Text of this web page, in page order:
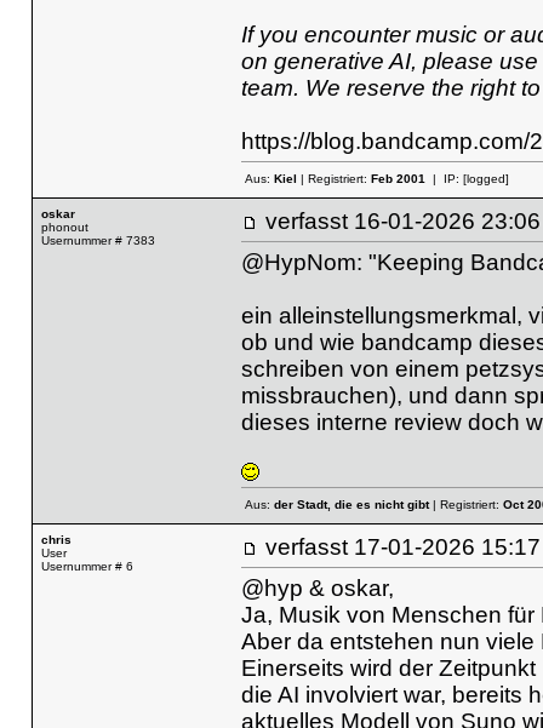
If you encounter music or
on generative AI, please
team. We reserve the right
https://blog.bandcamp.com/
Aus: Kiel | Registriert: Feb 2001| IP: [logged]
oskar
phonout
Usernummer # 7383
verfasst 16-01-2026
@HypNom: "Keeping
ein alleinstellungsmerkmal,
ob und wie bandcamp
schreiben von einem
missbrauchen), und dann
dieses interne review doch
Aus: der Stadt, die es nicht gibt| Registriert: Oct
chris
User
Usernummer # 6
verfasst 17-01-2026
@hyp & oskar,
Ja, Musik von Menschen
Aber da entstehen nun viele
Einerseits wird der
die AI involviert war, bereits
aktuelles Modell von Suno